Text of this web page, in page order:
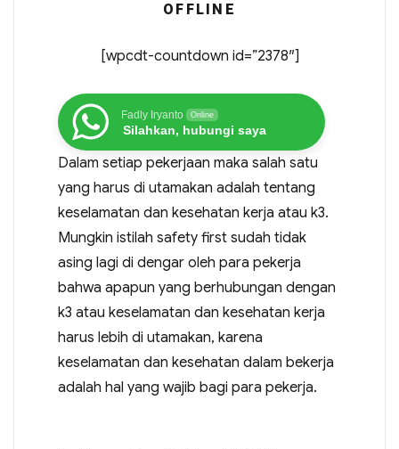
OFFLINE
[wpcdt-countdown id=”2378″]
Fadly Iryanto Online
Silahkan, hubungi saya
Dalam setiap pekerjaan maka salah satu
yang harus di utamakan adalah tentang
keselamatan dan kesehatan kerja atau k3.
Mungkin istilah safety first sudah tidak
asing lagi di dengar oleh para pekerja
bahwa apapun yang berhubungan dengan
k3 atau keselamatan dan kesehatan kerja
harus lebih di utamakan, karena
keselamatan dan kesehatan dalam bekerja
adalah hal yang wajib bagi para pekerja.